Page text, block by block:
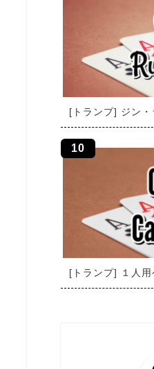
[トランプ] ジン・
[トランプ] １人